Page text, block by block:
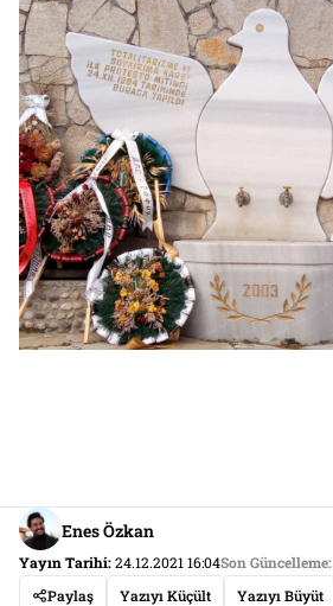
Enes Özkan
Yayın Tarihi:24.12.2021 16:04Son Güncelleme:
Paylaş
Yazıyı Küçült Yazıyı Büyüt